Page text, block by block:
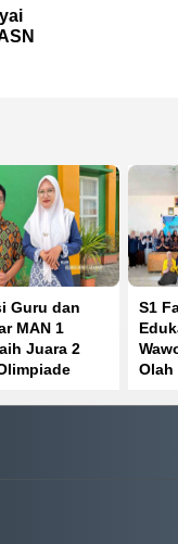
Guru dan
MAN 1
Juara 2
S1
Olah